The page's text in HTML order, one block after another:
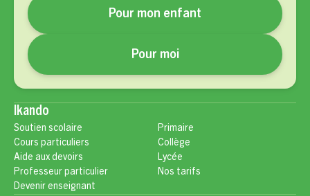
Pour mon enfant
Pour moi
Ikando
Soutien scolaire
Cours particuliers
Aide aux devoirs
Professeur particulier
Devenir enseignant
Primaire
Collège
Lycée
Nos tarifs